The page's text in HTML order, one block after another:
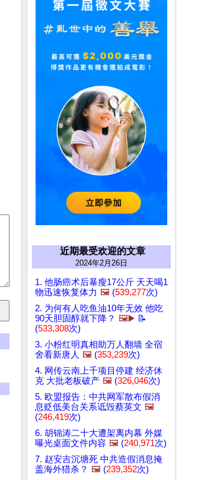
近期最受欢迎的文章
2024年2月26日
1. 他肠癌术后暴瘦17公斤 天天喝1
物迅速恢复体力 🖼️ (539,277次)
2. 为何有人吃鱼油10年无效 他吃
90天胆固醇就下降？ 🖼️▶️ 📝
(533,308次)
3. 小粉红明真相助万人翻墙 全宿
舍看新唐人 🖼️ (353,239次)
4. 网传云南上千项目停建 经济休
克 大批老板破产 🖼️ (326,046次)
5. 欧盟报告：中共网军散布假消
息贬低美台关系诋毁蔡英文 🖼️
(246,419次)
6. 胡锦涛二十大遭架离内幕 外媒
曝光桌面文件内容 🖼️ (240,971次)
7. 赵安吉沉塘死 中共造假消息掩
盖海外猎杀？ 🖼️ (239,352次)